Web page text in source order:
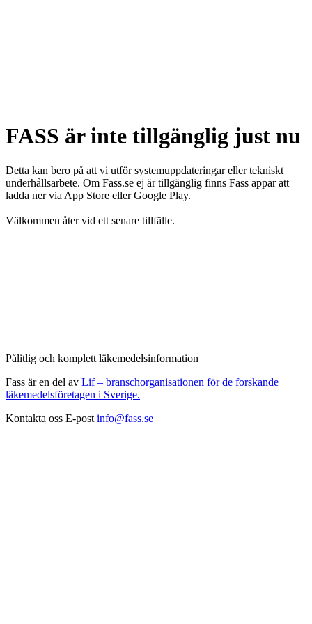
FASS är inte tillgänglig just nu
Detta kan bero på att vi utför systemuppdateringar eller tekniskt
underhållsarbete. Om Fass.se ej är tillgänglig finns Fass appar att
ladda ner via App Store eller Google Play.
Välkommen åter vid ett senare tillfälle.
Pålitlig och komplett läkemedelsinformation
Fass är en del av Lif – branschorganisationen för de forskande
läkemedelsföretagen i Sverige.
Kontakta oss E-post info@fass.se